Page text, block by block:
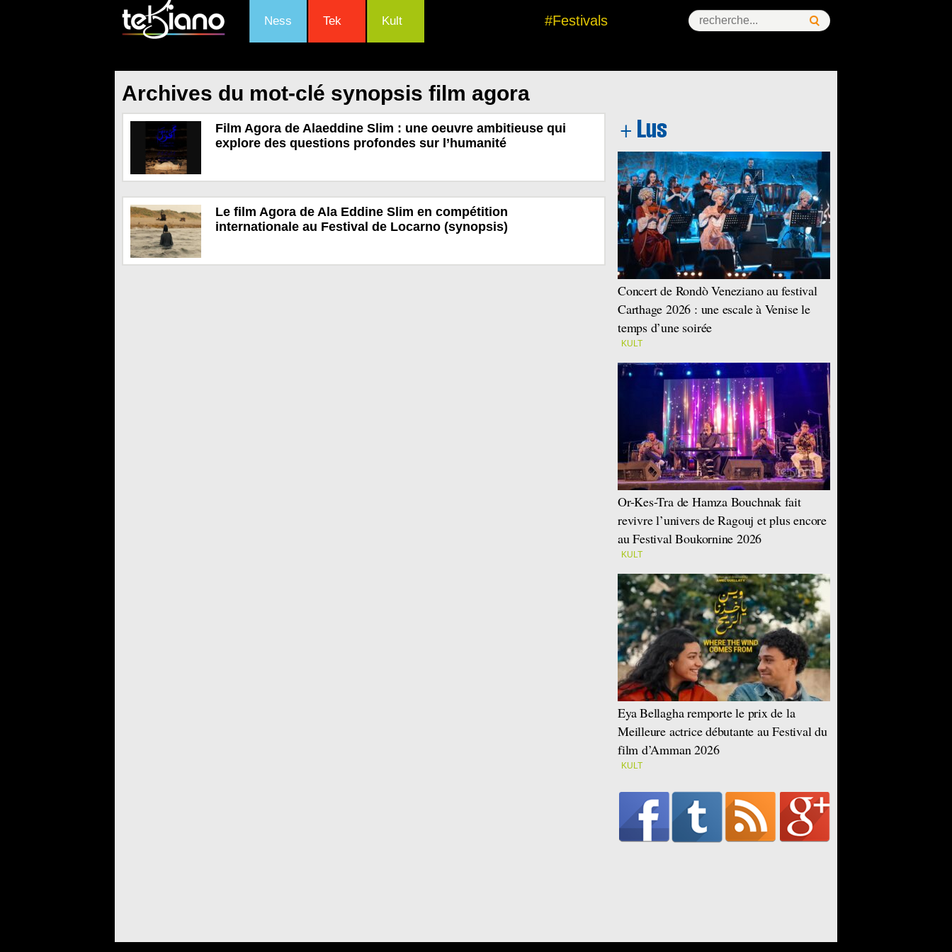
Ness Tek Kult #Festivals
Archives du mot-clé synopsis film agora
Film Agora de Alaeddine Slim : une oeuvre ambitieuse qui
explore des questions profondes sur l’humanité
Le film Agora de Ala Eddine Slim en compétition
internationale au Festival de Locarno (synopsis)
Concert de Rondò Veneziano au festival
Carthage 2026 : une escale à Venise le
temps d’une soirée
KULT
Or-Kes-Tra de Hamza Bouchnak fait
revivre l’univers de Ragouj et plus encore
au Festival Boukornine 2026
KULT
Eya Bellagha remporte le prix de la
Meilleure actrice débutante au Festival du
film d’Amman 2026
KULT